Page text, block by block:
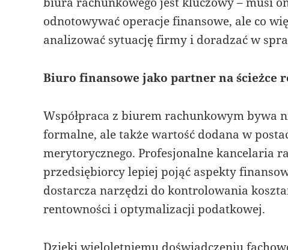
odnotowywać operacje finansowe, ale co
analizować sytuację firmy i doradzać w
Biuro finansowe jako partner na ścieżce
Współpraca z biurem rachunkowym bywa
formalne, ale także wartość dodana w
merytorycznego. Profesjonalne kancelaria
przedsiębiorcy lepiej pojąć aspekty
dostarcza narzędzi do kontrolowania
rentowności i optymalizacji podatkowej.